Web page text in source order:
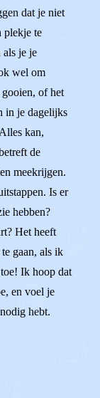
dat je niet
plekje te
als je je
wel om
of het
in je dagelijks
kan,
de
meekrijgen.
Is er
hebben?
Het heeft
gaan, als ik
Ik hoop dat
en voel je
hebt.